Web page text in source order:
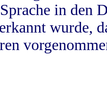
in
wurde,